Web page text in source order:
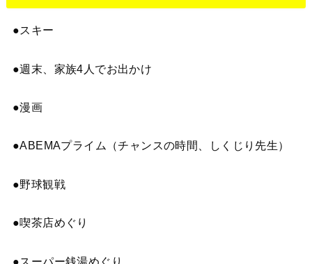
●スキー
●週末、家族4人でお出かけ
●漫画
●ABEMAプライム（チャンスの時間、しくじり先生）
●野球観戦
●喫茶店めぐり
●スーパー銭湯めぐり